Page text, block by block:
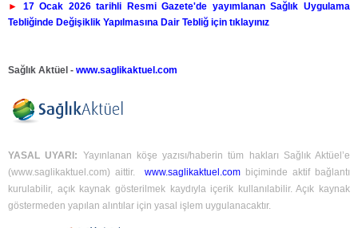
► 17 Ocak 2026 tarihli Resmi Gazete'de yayımlanan Sağlık Uygulama
Tebliğinde Değişiklik Yapılmasına Dair Tebliğ için tıklayınız
Sağlık Aktüel - www.saglikaktuel.com
YASAL UYARI: Yayınlanan köşe yazısı/haberin tüm hakları Sağlık Aktüel’e
(www.saglikaktuel.com) aittir. www.saglikaktuel.com biçiminde aktif bağlantı
kurulabilir, açık kaynak gösterilmek kaydıyla içerik kullanılabilir. Açık kaynak
göstermeden yapılan alıntılar için yasal işlem uygulanacaktır.